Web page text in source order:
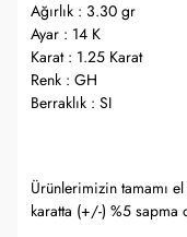
Ağırlık : 3.30 gr
Ayar : 14 K
Karat : 1.25 Karat
Renk : GH
Berraklık : SI
Ürünlerimizin tamamı
karatta (+/-) %5 sapma